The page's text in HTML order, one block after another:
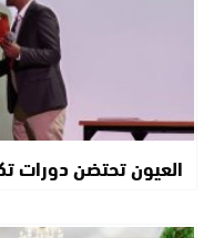
العيون تحتضن دورات